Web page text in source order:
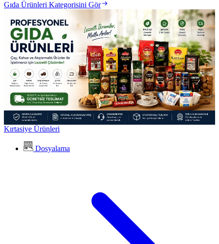
Gıda Ürünleri Kategorisini Gör
Kırtasiye Ürünleri
Dosyalama